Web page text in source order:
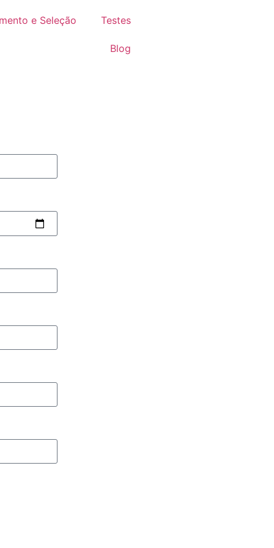
e Seleção Testes
Blog